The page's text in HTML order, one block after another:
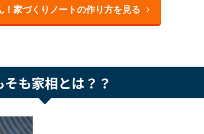
！家づくりノートの作り方を見る
そも家相とは？？